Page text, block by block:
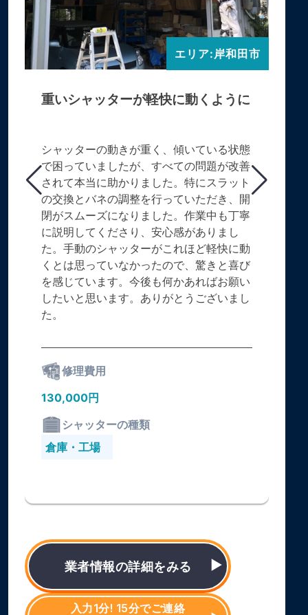
エリア:岸和田市
重いシャッターが軽快に動くように
シャッターの動きが重く、傾いている状態
で困っていましたが、すべての問題が改善
されて本当に助かりました。特にスラット
の交換とバネの調整を行っていただき、開
閉がスムーズになりました。作業中も丁寧
に説明してくださり、安心感がありまし
た。手動のシャッターがこれほど軽快に動
くとは思っていなかったので、驚きと喜び
を感じています。今後も何かあればお願い
したいと思います。ありがとうございまし
た。
修理費用
130,000円
シャッターの種類
倉庫・工場
業者情報の詳細をみる
入力1分! 15分でご連絡